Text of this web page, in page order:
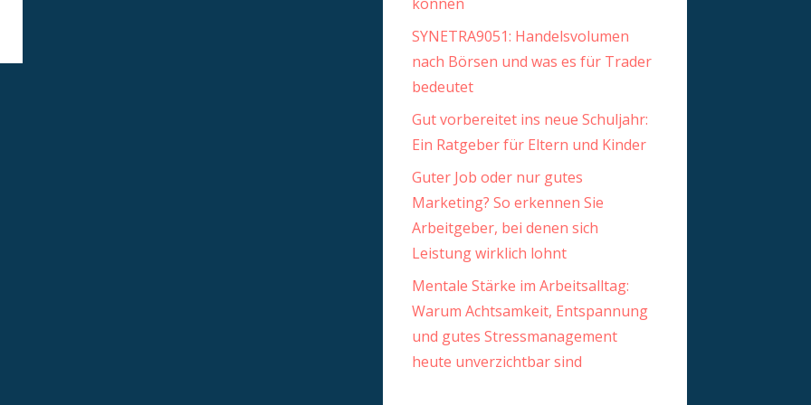
SYNETRA9051: Handelsvolumen
nach Börsen und was es für Trader
bedeutet
Gut vorbereitet ins neue Schuljahr:
Ein Ratgeber für Eltern und Kinder
Guter Job oder nur gutes
Marketing? So erkennen Sie
Arbeitgeber, bei denen sich
Leistung wirklich lohnt
Mentale Stärke im Arbeitsalltag:
Warum Achtsamkeit, Entspannung
und gutes Stressmanagement
heute unverzichtbar sind